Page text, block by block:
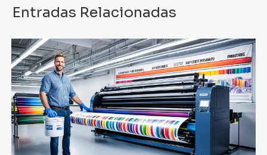
Entradas Relacionadas